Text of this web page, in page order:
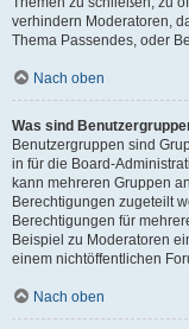
verhindern Moderatoren,
Thema Passendes, oder
Nach oben
Was sind
Benutzergruppen sind
in für die Board-
kann mehreren Gruppen
Berechtigungen zugeteilt
Berechtigungen für
Beispiel zu Moderatoren
einem nichtöffentlichen
Nach oben